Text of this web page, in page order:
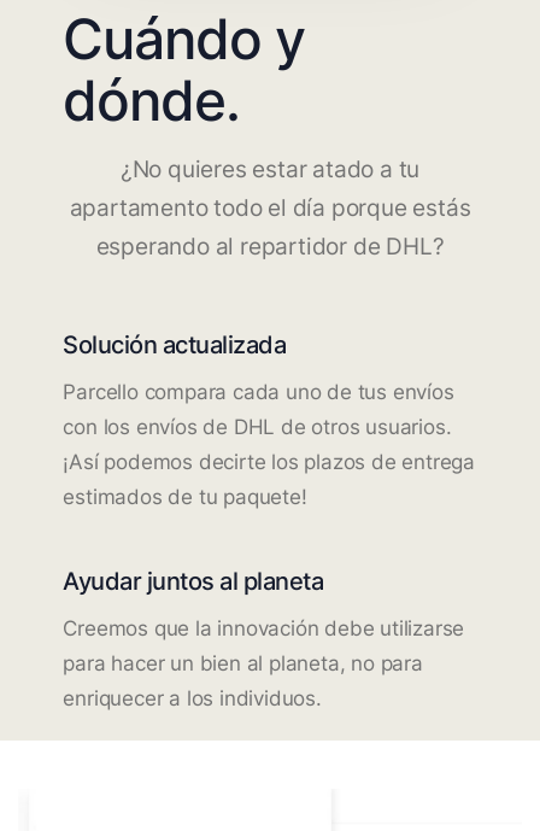
Cuándo y
dónde.
¿No quieres estar atado a tu
apartamento todo el día porque estás
esperando al repartidor de DHL?
Solución actualizada
Parcello compara cada uno de tus envíos
con los envíos de DHL de otros usuarios.
¡Así podemos decirte los plazos de entrega
estimados de tu paquete!
Ayudar juntos al planeta
Creemos que la innovación debe utilizarse
para hacer un bien al planeta, no para
enriquecer a los individuos.